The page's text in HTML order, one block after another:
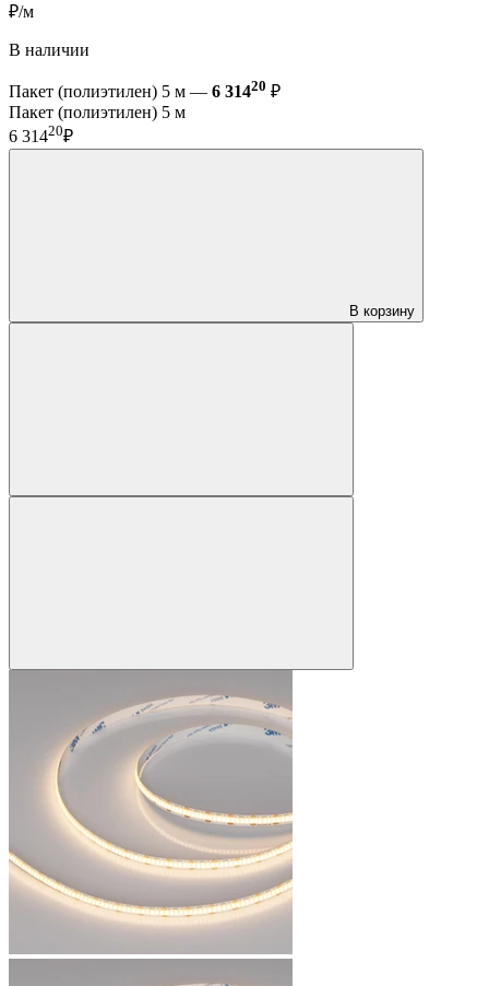
₽/м
В наличии
Пакет (полиэтилен) 5 м — 6 31420 ₽
Пакет (полиэтилен) 5 м
6 31420₽
В корзину